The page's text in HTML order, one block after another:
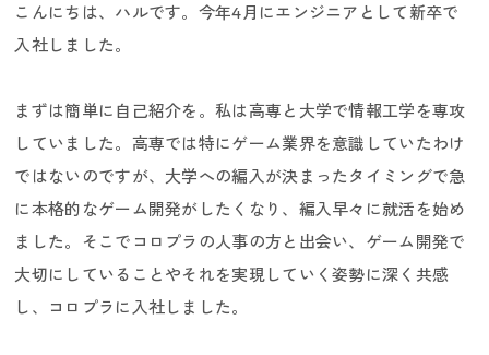
こんにちは、ハルです。今年4月にエンジニアとして新卒で
入社しました。
まずは簡単に自己紹介を。私は高専と大学で情報工学を専攻
していました。高専では特にゲーム業界を意識していたわけ
ではないのですが、大学への編入が決まったタイミングで急
に本格的なゲーム開発がしたくなり、編入早々に就活を始め
ました。そこでコロプラの人事の方と出会い、ゲーム開発で
大切にしていることやそれを実現していく姿勢に深く共感
し、コロプラに入社しました。